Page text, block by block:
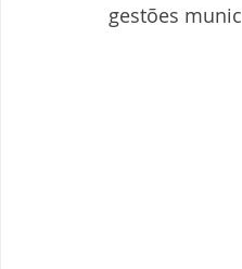
gestões